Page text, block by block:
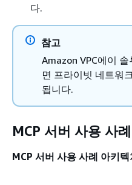
다.
참고
Amazon VPC에이
면 프라이빗 네트워
됩니다.
MCP 서버 사용 사례
MCP 서버 사용 사례 아키